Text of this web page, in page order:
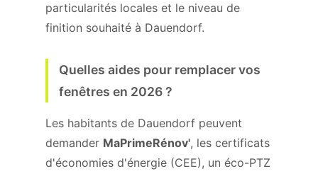
particularités locales et le niveau de
finition souhaité à Dauendorf.
Quelles aides pour remplacer vos
fenêtres en 2026 ?
Les habitants de Dauendorf peuvent
demander MaPrimeRénov', les certificats
d'économies d'énergie (CEE), un éco-PTZ